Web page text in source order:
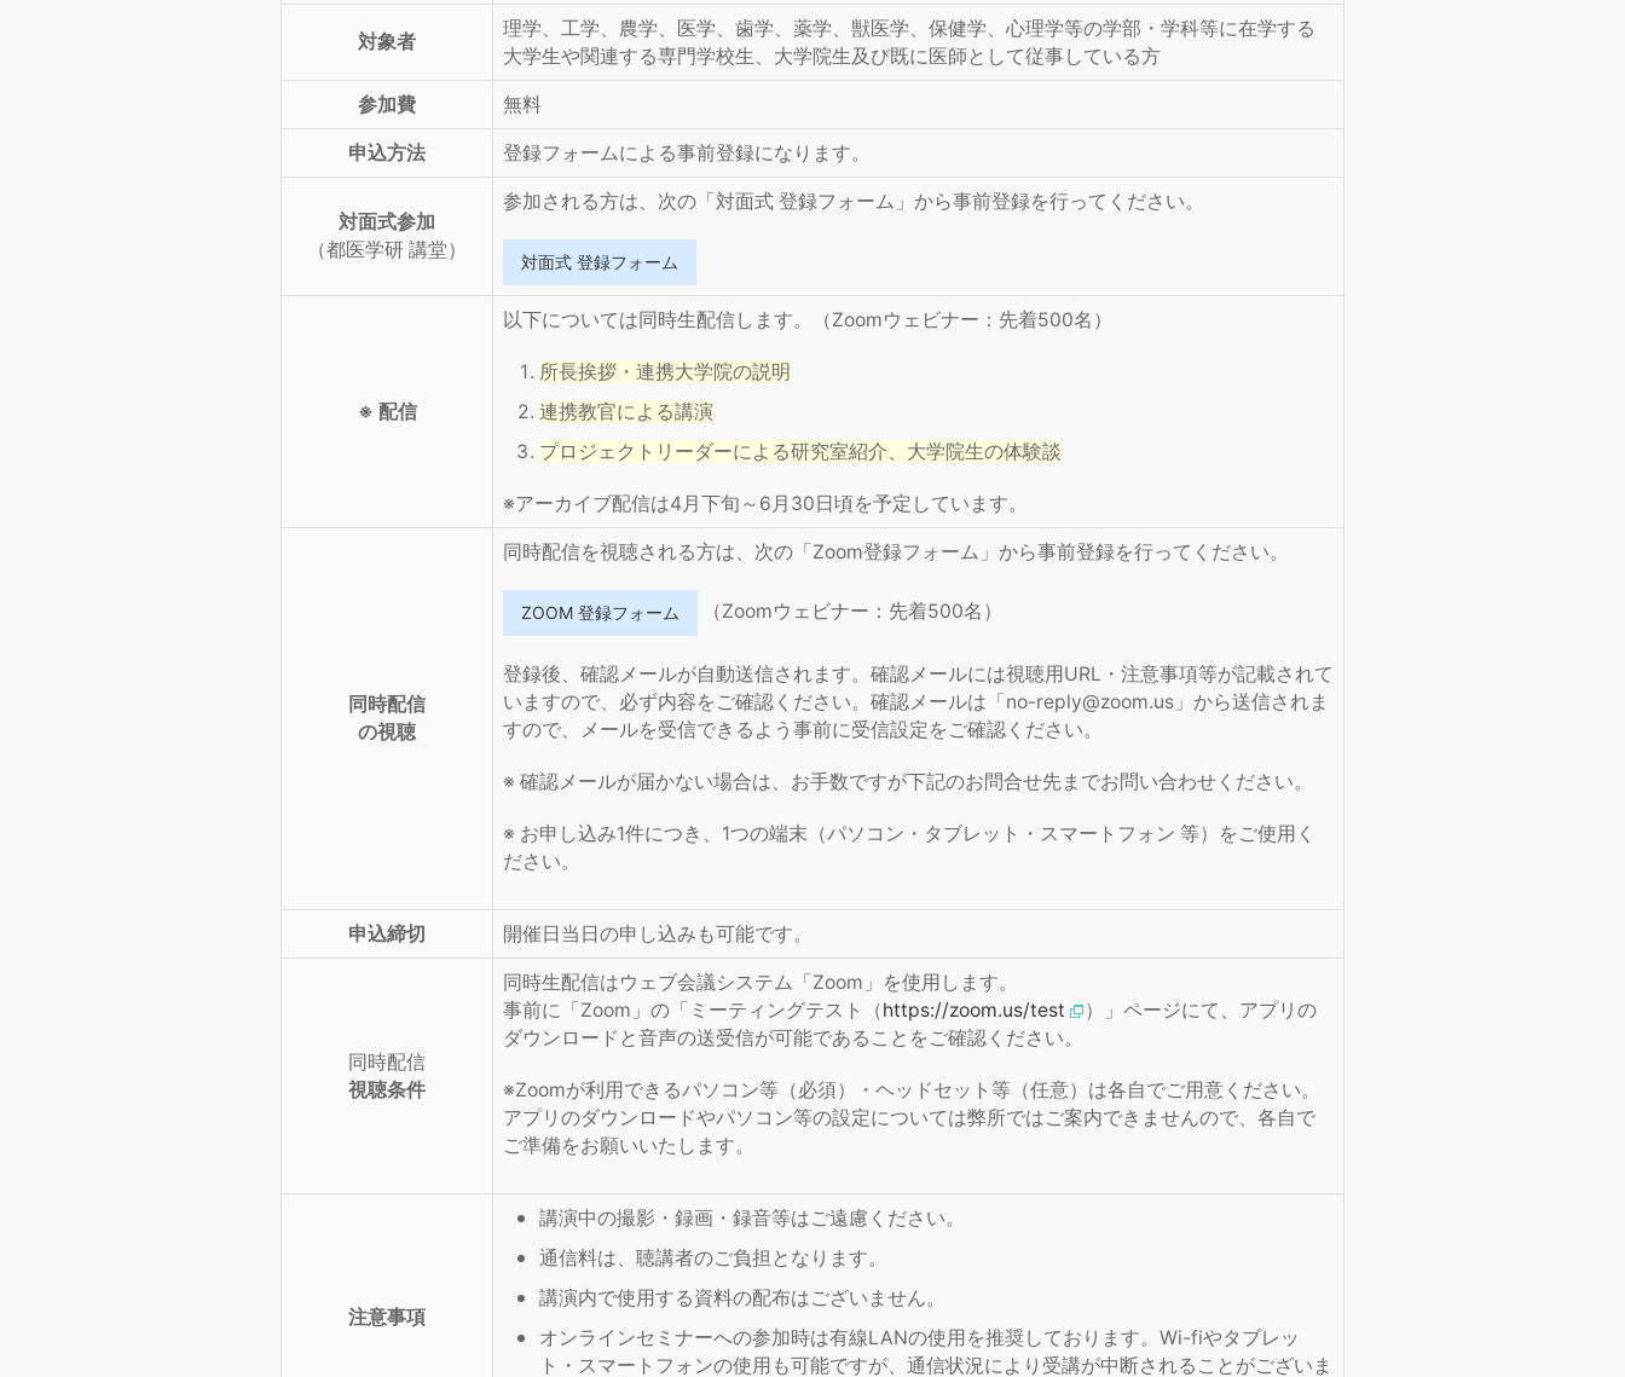
対象者
理学、工学、農学、医学、歯学、薬学、獣医学、保健学、心理学等の学部・学科等に在学する
大学生や関連する専門学校生、大学院生及び既に医師として従事している方
参加費 無料
申込方法 登録フォームによる事前登録になります。
対面式参加
（都医学研 講堂）
参加される方は、次の「対面式 登録フォーム」から事前登録を行ってください。
対面式 登録フォーム
※ 配信
以下については同時生配信します。（Zoomウェビナー：先着500名）
所長挨拶・連携大学院の説明
連携教官による講演
プロジェクトリーダーによる研究室紹介、大学院生の体験談
※アーカイブ配信は4月下旬～6月30日頃を予定しています。
同時配信
の視聴
同時配信を視聴される方は、次の「Zoom登録フォーム」から事前登録を行ってください。
ZOOM 登録フォーム （Zoomウェビナー：先着500名）
登録後、 確認メールが自動送信されます。 確認メールには視聴用URL・注意事項等が記載されて
いますので、必ず内容をご確認ください。確認メールは「 no-reply@zoom.us 」から送信されま
すので、メールを受信できるよう事前に受信設定をご確認ください。
※ 確認メールが届かない場合は、お手数ですが下記のお問合せ先までお問い合わせください。
※ お申し込み1件につき、1つの端末（パソコン・タブレット・スマートフォン 等）をご使用く
ださい。
申込締切 開催日当日の申し込みも可能です。
同時配信
視聴条件
同時生配信はウェブ会議システム「Zoom」を使用します。
事前に「Zoom」の「ミーティングテスト（https://zoom.us/test
）」ページにて、アプリの
ダウンロードと音声の送受信が可能であることをご確認ください。
※Zoomが利用できるパソコン等（必須）・ヘッドセット等（任意）は各自でご用意ください。
アプリのダウンロードやパソコン等の設定については弊所ではご案内できませんので、各自で
ご準備をお願いいたします。
注意事項
講演中の撮影・録画・録音等はご遠慮ください。
通信料は、聴講者のご負担となります。
講演内で使用する資料の配布はございません。
オンラインセミナーへの参加時は有線LANの使用を推奨しております。Wi-fiやタブレッ
ト・スマートフォンの使用も可能ですが、通信状況により受講が中断されることがございま